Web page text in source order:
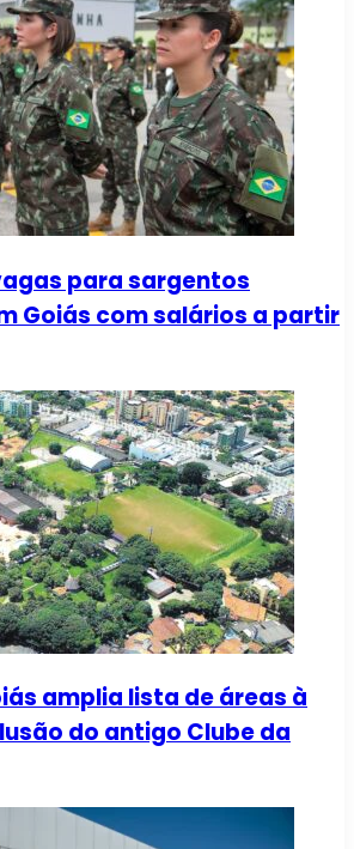
para sargentos
Goiás com salários a partir
amplia lista de áreas à
do antigo Clube da